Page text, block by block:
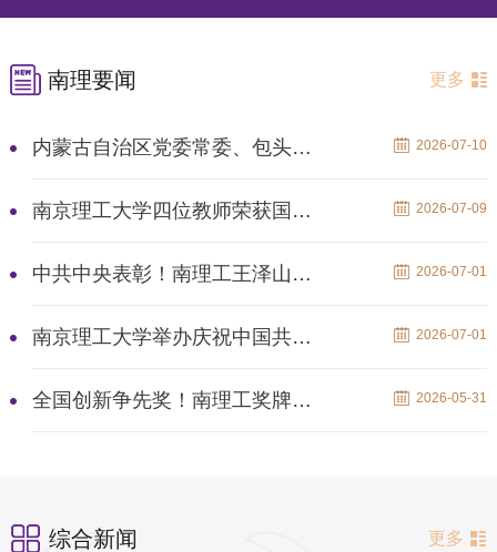
南理要闻 更多
2026-07-10
内蒙古自治区党委常委、包头市委书记陈之常一行来校调研
2026-07-09
南京理工大学四位教师荣获国家科技奖励
2026-07-01
中共中央表彰！南理工王泽山院士获评“全国优秀共产党员”！
2026-07-01
南京理工大学举办庆祝中国共产党成立105周年活动
2026-05-31
全国创新争先奖！南理工奖牌+1！奖状+2！
综合新闻 更多